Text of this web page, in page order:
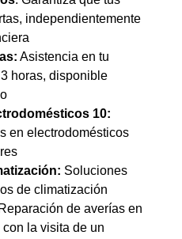
independientemente
Asistencia en tu
horas, disponible
10:
en electrodomésticos
Soluciones
de climatización
de averías en
la visita de un